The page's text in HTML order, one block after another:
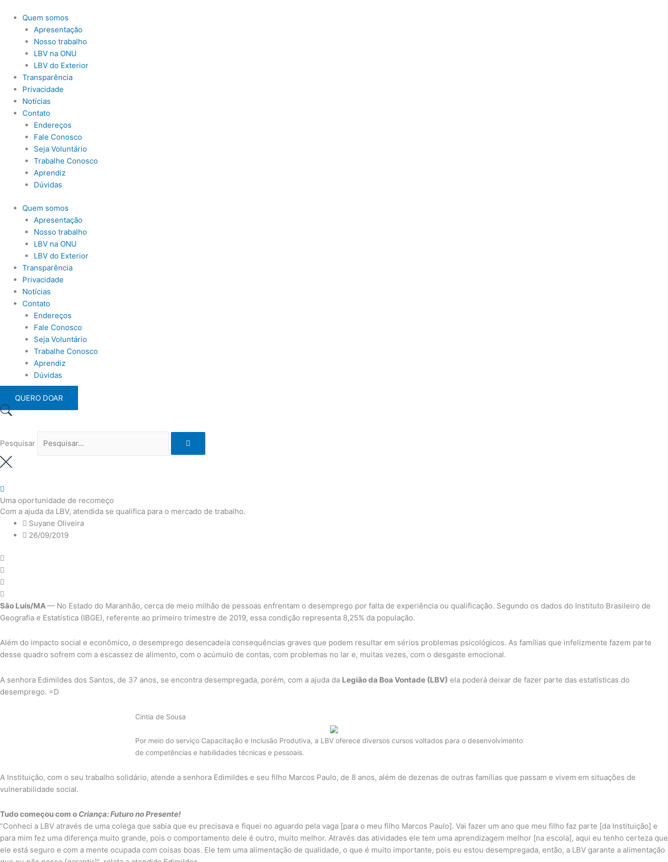
para
conteúdo
Quem somos
Apresentação
Nosso trabalho
LBV na ONU
LBV do Exterior
Transparência
Privacidade
Notícias
Contato
Endereços
Fale Conosco
Seja Voluntário
Trabalhe Conosco
Aprendiz
Dúvidas
Quem somos
Apresentação
Nosso trabalho
LBV na ONU
LBV do Exterior
Transparência
Privacidade
Notícias
Contato
Endereços
Fale Conosco
Seja Voluntário
Trabalhe Conosco
Aprendiz
Dúvidas
QUERO DOAR
Pesquisar
Uma oportunidade de recomeço
Com a ajuda da LBV, atendida se qualifica para o mercado de trabalho.
Suyane Oliveira
26/09/2019
São Luís/MA— No Estado do Maranhão, cerca de meio milhão de pessoas enfrentam o desemprego por falta de experiência ou qualificação. Segundo os dados do Instituto Brasileiro de
Geografia e Estatística (IBGE), referente ao primeiro trimestre de 2019, essa condição representa 8,25% da população.
Além do impacto social e econômico, o desemprego desencadeia consequências graves que podem resultar em sérios problemas psicológicos. As famílias que infelizmente fazem parte
desse quadro sofrem com a escassez de alimento, com o acúmulo de contas, com problemas no lar e, muitas vezes, com o desgaste emocional.
A senhora Edimildes dos Santos, de 37 anos, se encontra desempregada, porém, com a ajuda da Legião da Boa Vontade (LBV) ela poderá deixar de fazer parte das estatísticas do
desemprego. =D
Cintia de Sousa
Por meio do serviço Capacitação e Inclusão Produtiva, a LBV oferece diversos cursos voltados para o desenvolvimento
de competências e habilidades técnicas e pessoais.
A Instituição, com o seu trabalho solidário, atende a senhora Edimildes e seu filho Marcos Paulo, de 8 anos, além de dezenas de outras famílias que passam e vivem em situações de
vulnerabilidade social.
Tudo começou com o Criança: Futuro no Presente!
“Conheci a LBV através de uma colega que sabia que eu precisava e fiquei no aguardo pela vaga [para o meu filho Marcos Paulo]. Vai fazer um ano que meu filho faz parte [da Instituição] e
para mim fez uma diferença muito grande, pois o comportamento dele é outro, muito melhor. Através das atividades ele tem uma aprendizagem melhor [na escola], aqui eu tenho certeza que
ele está seguro e com a mente ocupada com coisas boas. Ele tem uma alimentação de qualidade, o que é muito importante, pois eu estou desempregada, então, a LBV garante a alimentação